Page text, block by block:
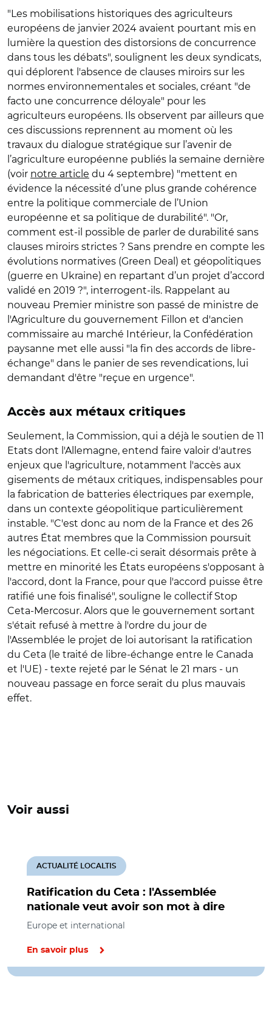
"Les mobilisations historiques des agriculteurs
européens de janvier 2024 avaient pourtant mis en
lumière la question des distorsions de concurrence
dans tous les débats", soulignent les deux syndicats,
qui déplorent l'absence de clauses miroirs sur les
normes environnementales et sociales, créant "de
facto une concurrence déloyale" pour les
agriculteurs européens. Ils observent par ailleurs que
ces discussions reprennent au moment où les
travaux du dialogue stratégique sur l’avenir de
l’agriculture européenne publiés la semaine dernière
(voir notre article du 4 septembre) "mettent en
évidence la nécessité d’une plus grande cohérence
entre la politique commerciale de l’Union
européenne et sa politique de durabilité". "Or,
comment est-il possible de parler de durabilité sans
clauses miroirs strictes ? Sans prendre en compte les
évolutions normatives (Green Deal) et géopolitiques
(guerre en Ukraine) en repartant d’un projet d’accord
validé en 2019 ?", interrogent-ils. Rappelant au
nouveau Premier ministre son passé de ministre de
l'Agriculture du gouvernement Fillon et d'ancien
commissaire au marché Intérieur, la Confédération
paysanne met elle aussi "l a fin des accords de libre-
échange" dans le panier de ses revendications, lui
demandant d'être "reçue en urgence".
Accès aux métaux critiques
Seulement, la Commission, qui a déjà le soutien de 11
Etats dont l'Allemagne, entend faire valoir d'autres
enjeux que l'agriculture, notamment l'accès aux
gisements de métaux critiques, indispensables pour
la fabrication de batteries électriques par exemple,
dans un contexte géopolitique particulièrement
instable. "C'est donc au nom de la France et des 26
autres État membres que la Commission poursuit
les négociations. Et celle-ci serait désormais prête à
mettre en minorité les États européens s'opposant à
l'accord, dont la France, pour que l'accord puisse être
ratifié une fois finalisé", souligne le collectif Stop
Ceta-Mercosur. Alors que le gouvernement sortant
s'était refusé à mettre à l'ordre du jour de
l'Assemblée le projet de loi autorisant la ratification
du Ceta (le traité de libre-échange entre le Canada
et l'UE) - texte rejeté par le Sénat le 21 mars - un
nouveau passage en force serait du plus mauvais
effet.
Voir aussi
Ratification du Ceta : l'Assemblée
nationale veut avoir son mot à dire
ACTUALITÉ LOCALTIS
Europe et international
En savoir plus